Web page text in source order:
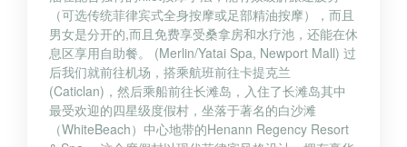
（可选传统菲律宾式全身按摩或足部精油按摩），而且
男女是分开的,而且免费享受桑拿房和水疗池，还能在休
息区享用自助餐。 (Merlin/Yatai Spa, Newport Mall) 过
后我们就前往机场，搭乘航班前往卡提克兰
(Caticlan)，然后乘船前往长滩岛，入住了长滩岛其中
最受欢迎的四星级度假村，坐落于著名的白沙滩
（WhiteBeach）中心地带的Henann Regency Resort